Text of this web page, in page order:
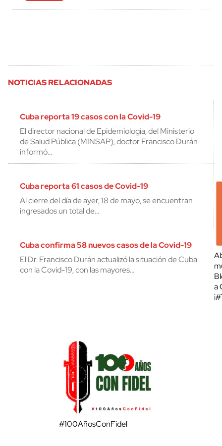
NOTICIAS RELACIONADAS
Cuba reporta 19 casos con la Covid-19
El director nacional de Epidemiología, del Ministerio
de Salud Pública (MINSAP), doctor Francisco Durán
informó…
Cuba reporta 61 casos de Covid-19
Al cierre del día de ayer, 18 de mayo, se encuentran
ingresados un total de…
Cuba confirma 58 nuevos casos de la Covid-19
El Dr. Francisco Durán actualizó la situación de Cuba
con la Covid-19, con las mayores…
a
#100AñosConFidel